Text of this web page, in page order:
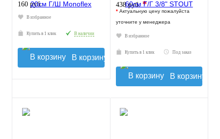
160 руб.
В избранное
Купить в 1 клик В наличии
В корзину
438 руб. *
* Актуальную цену пожалуйста
уточните у менеджера
В избранное
Купить в 1 клик Под заказ
В корзину